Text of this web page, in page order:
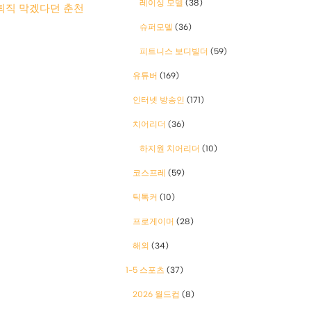
직 막겠다던 춘천 레이싱 모델 (38)
슈퍼모델 (36)
피트니스 보디빌더 (59)
유튜버 (169)
인터넷 방송인 (171)
치어리더 (36)
하지원 치어리더 (10)
코스프레 (59)
틱톡커 (10)
프로게이머 (28)
해외 (34)
1-5 스포츠 (37)
2026 월드컵 (8)